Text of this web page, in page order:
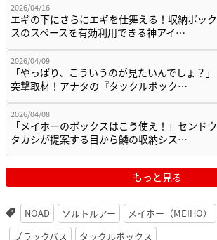
2026/04/16
エギの下にさらにエギを仕舞える！収納ボック
スのスペースを有効利用できる神アイ…
2026/04/09
「やっぱり、こういうのが見たいんでしょ？」
突撃取材！アナタの『タックルボック…
2026/04/08
「メイホーのボックスはこう使え！」センドウ
タカシが提案する目から鱗の収納シス…
もっと見る
NOAD ソルトルアー メイホー（MEIHO）
ブラックバス
タックルボックス